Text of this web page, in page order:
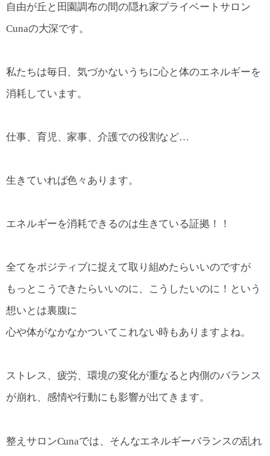
自由が丘と田園調布の間の隠れ家プライベートサロン
Cunaの大深です。
私たちは毎日、気づかないうちに心と体のエネルギーを
消耗しています。
仕事、育児、家事、介護での役割など…
生きていれば色々あります。
エネルギーを消耗できるのは生きている証拠！！
全てをポジティブに捉えて取り組めたらいいのですが
もっとこうできたらいいのに、こうしたいのに！という
想いとは裏腹に
心や体がなかなかついてこれない時もありますよね。
ストレス、疲労、環境の変化が重なると内側のバランス
が崩れ、感情や行動にも影響が出てきます。
整えサロンCunaでは、そんなエネルギーバランスの乱れ